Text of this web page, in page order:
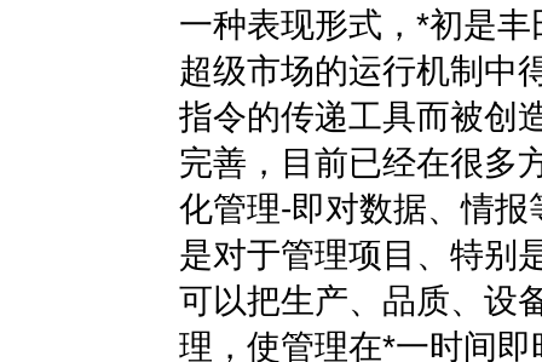
一种表现形式，*初是
超级市场的运行机制中
指令的传递工具而被创
完善，目前已经在很多
化管理-即对数据、情
是对于管理项目、特别
可以把生产、品质、设
理，使管理在*一时间